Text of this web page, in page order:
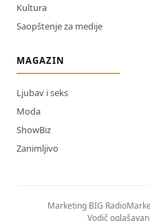
Kultura
Saopštenje za medije
MAGAZIN
Ljubav i seks
Moda
ShowBiz
Zanimljivo
Marketing BIG Radio
Vodič